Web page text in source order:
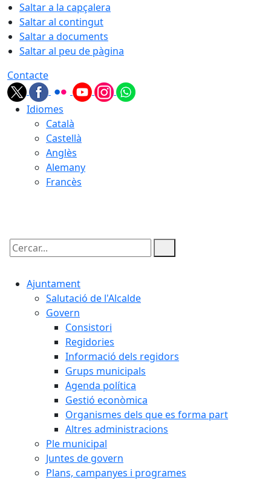
Saltar a la capçalera
Saltar al contingut
Saltar a documents
Saltar al peu de pàgina
Contacte
Idiomes
Català
Castellà
Anglès
Alemany
Francès
Cercar:
Ajuntament
Salutació de l'Alcalde
Govern
Consistori
Regidories
Informació dels regidors
Grups municipals
Agenda política
Gestió econòmica
Organismes dels que es forma part
Altres administracions
Ple municipal
Juntes de govern
Plans, campanyes i programes